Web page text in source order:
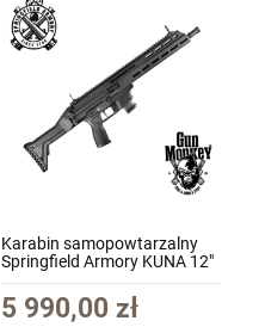
Karabin samopowtarzalny
Springfield Armory KUNA 12"
kal. 9x19 (HS-KN-B9-12-PL)
5 990,00 zł